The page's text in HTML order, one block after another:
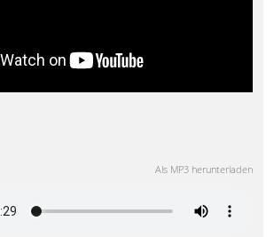
Als MP3 herunterladen